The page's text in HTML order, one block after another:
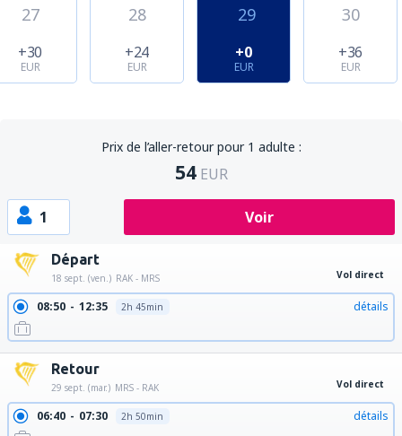
27
+30
EUR
28
+24
EUR
29
+0
EUR
30
+36
EUR
Prix de l’aller-retour pour 1 adulte :
54 EUR
1 Voir
Départ
18 sept. (ven.) RAK - MRS Vol direct
08:50 12:35 2h 45min détails
Retour
29 sept. (mar.) MRS - RAK Vol direct
06:40 07:30 2h 50min détails